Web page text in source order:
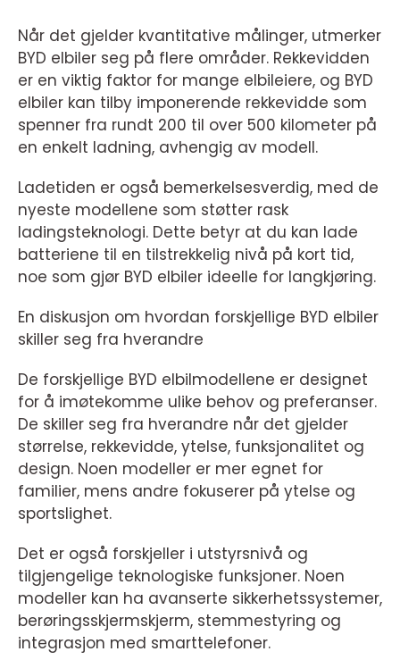
Når det gjelder kvantitative målinger, utmerker
BYD elbiler seg på flere områder. Rekkevidden
er en viktig faktor for mange elbileiere, og BYD
elbiler kan tilby imponerende rekkevidde som
spenner fra rundt 200 til over 500 kilometer på
en enkelt ladning, avhengig av modell.
Ladetiden er også bemerkelsesverdig, med de
nyeste modellene som støtter rask
ladingsteknologi. Dette betyr at du kan lade
batteriene til en tilstrekkelig nivå på kort tid,
noe som gjør BYD elbiler ideelle for langkjøring.
En diskusjon om hvordan forskjellige BYD elbiler
skiller seg fra hverandre
De forskjellige BYD elbilmodellene er designet
for å imøtekomme ulike behov og preferanser.
De skiller seg fra hverandre når det gjelder
størrelse, rekkevidde, ytelse, funksjonalitet og
design. Noen modeller er mer egnet for
familier, mens andre fokuserer på ytelse og
sportslighet.
Det er også forskjeller i utstyrsnivå og
tilgjengelige teknologiske funksjoner. Noen
modeller kan ha avanserte sikkerhetssystemer,
berøringsskjermskjerm, stemmestyring og
integrasjon med smarttelefoner.